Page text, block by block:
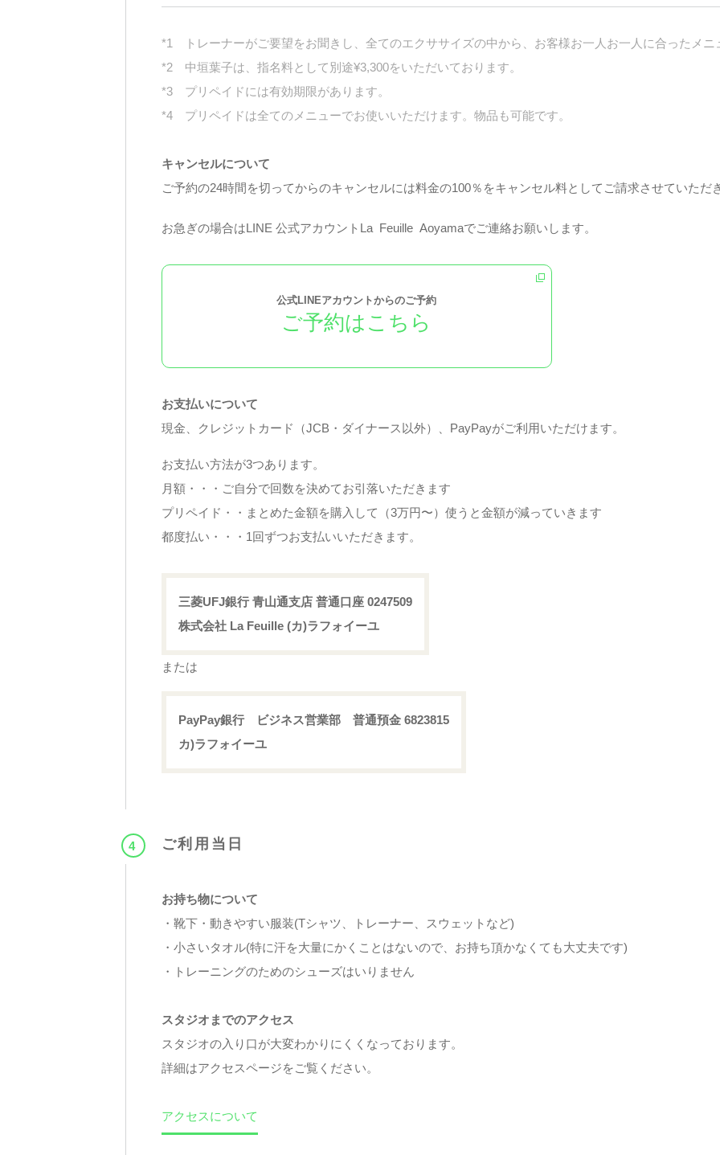
*1 トレーナーがご要望をお聞きし、全てのエクササイズの中から、お客様お一人お一人に合ったメニ
*2 中垣葉子は、指名料として別途¥3,300をいただいております。
*3 プリペイドには有効期限があります。
*4 プリペイドは全てのメニューでお使いいただけます。物品も可能です。
キャンセルについて
ご予約の24時間を切ってからのキャンセルには料金の100％をキャンセル料としてご請求させていただ
お急ぎの場合はLINE 公式アカウントLa Feuille Aoyamaでご連絡お願いします。
公式LINEアカウントからのご予約
ご予約はこちら
お支払いについて
現金、クレジットカード（JCB・ダイナース以外）、PayPayがご利用いただけます。
お支払い方法が3つあります。
月額・・・ご自分で回数を決めてお引落いただきます
プリペイド・・まとめた金額を購入して（3万円〜）使うと金額が減っていきます
都度払い・・・1回ずつお支払いいただきます。
三菱UFJ銀行 青山通支店 普通口座 0247509
株式会社 La Feuille (カ)ラフォイーユ
または
PayPay銀行 ビジネス営業部 普通預金 6823815
カ)ラフォイーユ
4 ご利用当日
お持ち物について
・靴下・動きやすい服装(Tシャツ、トレーナー、スウェットなど)
・小さいタオル(特に汗を大量にかくことはないので、お持ち頂かなくても大丈夫です)
・トレーニングのためのシューズはいりません
スタジオまでのアクセス
スタジオの入り口が大変わかりにくくなっております。
詳細はアクセスページをご覧ください。
アクセスについて